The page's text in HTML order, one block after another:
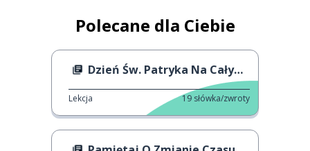
Polecane dla Ciebie
Dzień Św. Patryka Na Całym Świecie
Lekcja 19 słówka/zwroty